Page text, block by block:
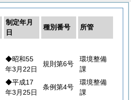
制定年月
日
種別番号 所管
◆昭和55
年3月22日
規則第6号
環境整備
課
◆平成17
年3月25日
条例第4号
環境整備
課